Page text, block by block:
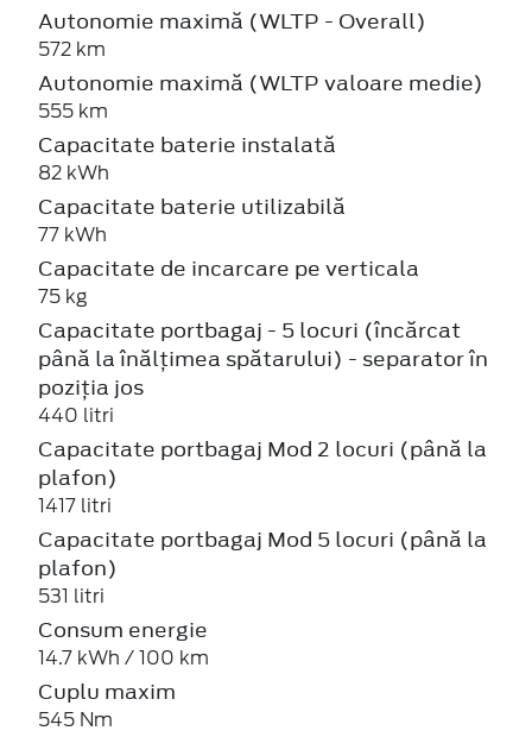
Autonomie maximă (WLTP - Overall)
572 km
Autonomie maximă (WLTP valoare medie)
555 km
Capacitate baterie instalată
82 kWh
Capacitate baterie utilizabilă
77 kWh
Capacitate de incarcare pe verticala
75 kg
Capacitate portbagaj - 5 locuri (încărcat
până la înălțimea spătarului) - separator în
poziția jos
440 litri
Capacitate portbagaj Mod 2 locuri (până la
plafon)
1417 litri
Capacitate portbagaj Mod 5 locuri (până la
plafon)
531 litri
Consum energie
14.7 kWh / 100 km
Cuplu maxim
545 Nm